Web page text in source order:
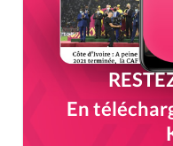
En